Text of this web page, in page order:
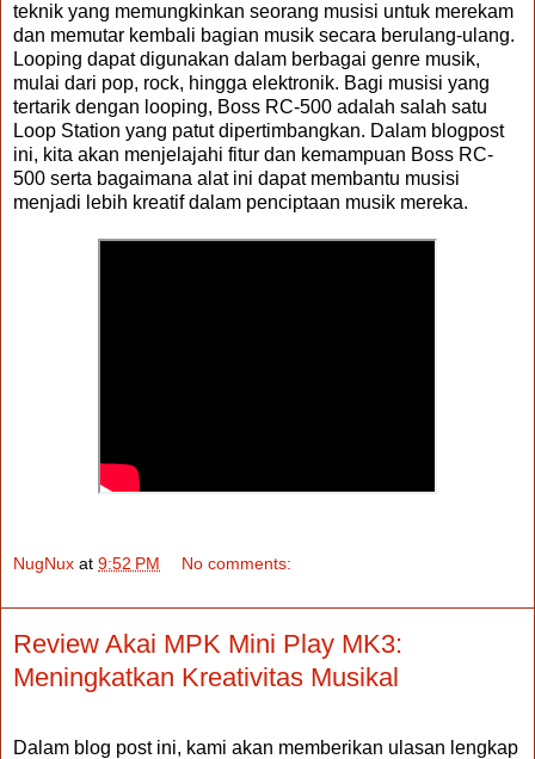
teknik yang memungkinkan seorang musisi untuk merekam
dan memutar kembali bagian musik secara berulang-ulang.
Looping dapat digunakan dalam berbagai genre musik,
mulai dari pop, rock, hingga elektronik. Bagi musisi yang
tertarik dengan looping, Boss RC-500 adalah salah satu
Loop Station yang patut dipertimbangkan. Dalam blogpost
ini, kita akan menjelajahi fitur dan kemampuan Boss RC-
500 serta bagaimana alat ini dapat membantu musisi
menjadi lebih kreatif dalam penciptaan musik mereka.
NugNux at 9:52 PM No comments:
Review Akai MPK Mini Play MK3:
Meningkatkan Kreativitas Musikal
Dalam blog post ini, kami akan memberikan ulasan lengkap